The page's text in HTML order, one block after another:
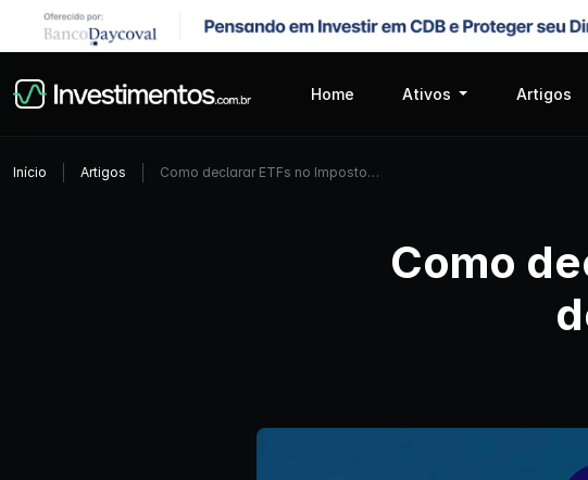
Home Ativos Artigos
Início Artigos Como declarar ETFs no Imposto…
Como